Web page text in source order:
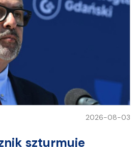
2026-08-03
szturmuje